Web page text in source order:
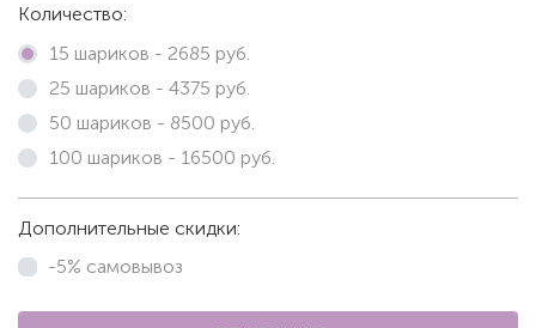
Количество:
15 шариков - 2685 руб.
25 шариков - 4375 руб.
50 шариков - 8500 руб.
100 шариков - 16500 руб.
Дополнительные скидки:
-5% самовывоз